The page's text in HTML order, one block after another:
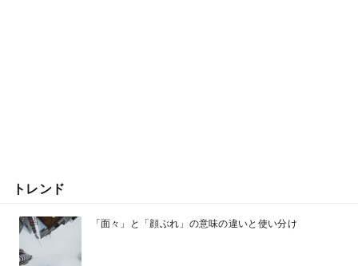
トレンド
「面々」と「顔ぶれ」の意味の違いと使い分け